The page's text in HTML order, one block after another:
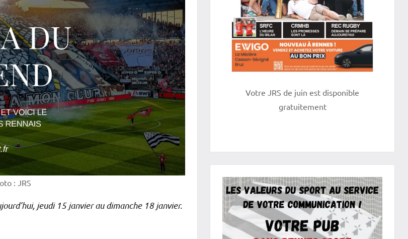
: JRS
jeudi 15 janvier au dimanche 18 janvier.
Votre JRS de juin est disponible
gratuitement